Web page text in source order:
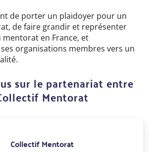
de porter un plaidoyer pour un
de faire grandir et représenter
mentorat en France, et
ses organisations membres vers un
sur le partenariat entre
Mentorat
Collectif Mentorat